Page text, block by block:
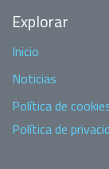
Explorar
Inicio
Noticias
Política de
Política de